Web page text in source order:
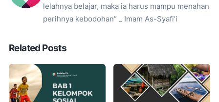
lelahnya belajar, maka ia harus mampu menahan
perihnya kebodohan” _ Imam As-Syafi’i
Related Posts